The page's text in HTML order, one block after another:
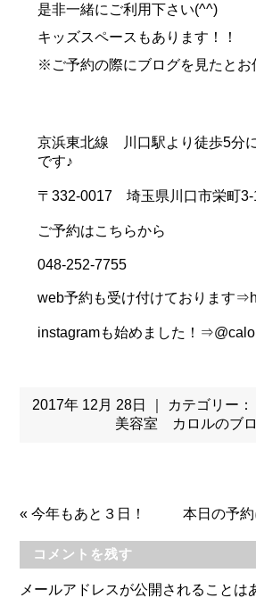
是非一緒にご利用下さい(^^)
キッズスペースもあります！！
※ご予約の際にブログを見たとお
京浜東北線 川口駅より徒歩5分
です♪
〒332-0017 埼玉県川口市栄町3-
ご予約はこちらから
048-252-7755
web予約も受け付けております
instagramも始めました！
2017年 12月 28日 ｜ カテゴリー：
美容室 カロルのブ
«今年もあと３日！ 本日の予
コメントを残す
メールアドレスが公開されることは